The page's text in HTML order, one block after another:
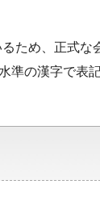
ため、正式な
準の漢字で表